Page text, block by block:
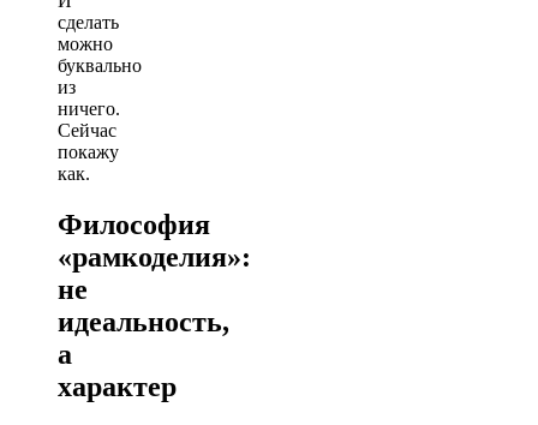
сделать
можно
буквально
из
ничего.
Сейчас
покажу
как.
Философия
«рамкоделия»:
не
идеальность,
а
характер